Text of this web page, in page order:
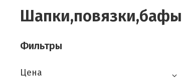
Шапки,повязки,бафы
Фильтры
Цена